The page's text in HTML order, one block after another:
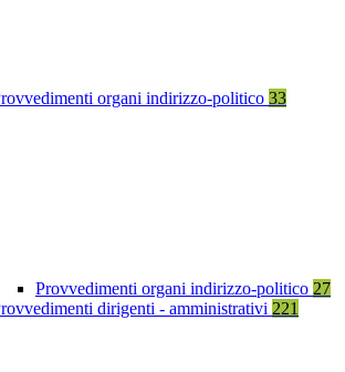
organi indirizzo-politico 33
Provvedimenti organi indirizzo-politico 27
dirigenti - amministrativi 221